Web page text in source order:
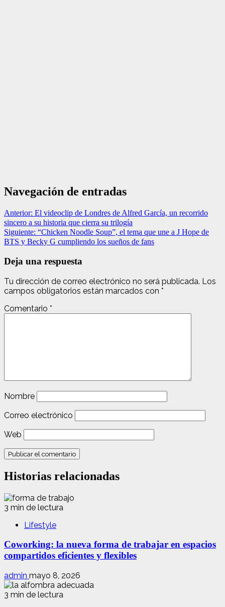
Navegación de entradas
Anterior: El videoclip de Londres de Alfred García, un recorrido
sincero a su historia que cierra su trilogía
Siguiente: “Chicken Noodle Soup”, el tema que une a J Hope de
BTS y Becky G cumpliendo los sueños de fans
Deja una respuesta
Tu dirección de correo electrónico no será publicada. Los
campos obligatorios están marcados con *
Comentario *
Nombre
Correo electrónico
Web
Historias relacionadas
3 min de lectura
Lifestyle
Coworking: la nueva forma de trabajar en espacios
compartidos eficientes y flexibles
admin mayo 8, 2026
3 min de lectura